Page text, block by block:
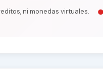
ni monedas virtuales.
●